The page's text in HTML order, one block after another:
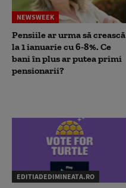
NEWSWEEK
Pensiile ar urma să crească
la 1 ianuarie cu 6-8%. Ce
bani în plus ar putea primi
pensionarii?
EDITIADEDIMINEATA.RO